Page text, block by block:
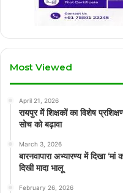
Most Viewed
April 21, 2026
रायपुर में शिक्षकों का विशेष
सोच को बढ़ावा
March 3, 2026
बारनवापारा अभ्यारण्य में दिखा
दिखी मादा भालू
February 26, 2026